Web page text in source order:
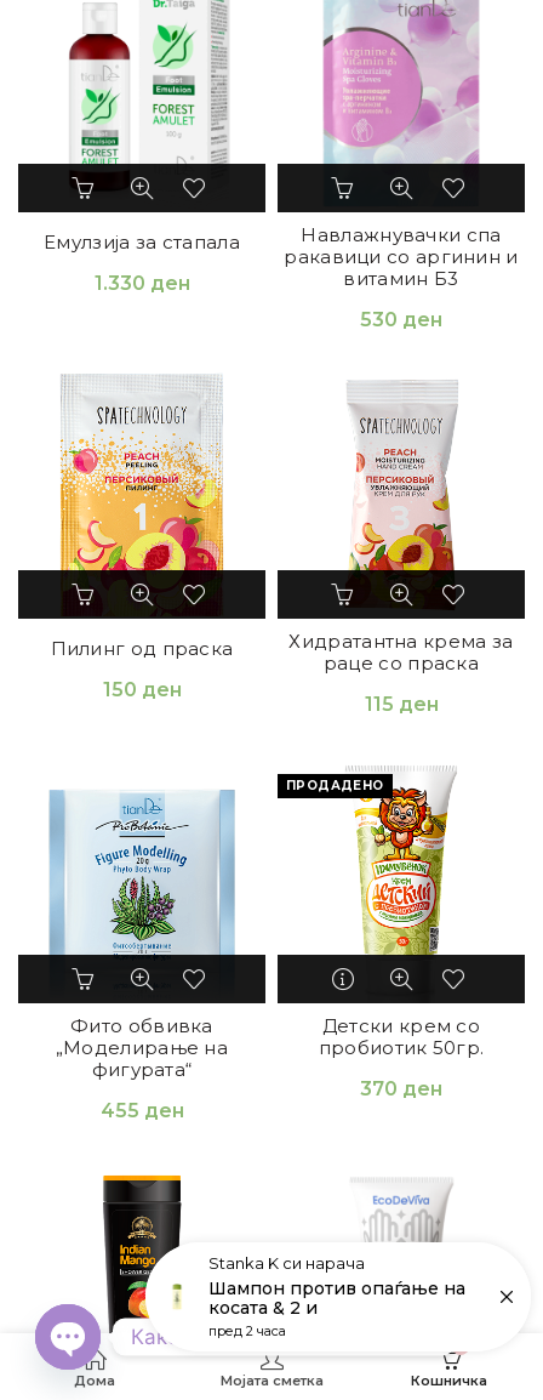
Емулзија за стапала
1.330 ден
Навлажнувачки спа
ракавици со аргинин и
витамин Б3
530 ден
Пилинг од праска
150 ден
Хидратантна крема за
раце со праска
115 ден
Фито обвивка
„Моделирање на
фигурата“
455 ден
ПРОДАДЕНО
Детски крем со
пробиотик 50гр.
370 ден
Дома Мојата сметка Кошничка
Stanka K си нарача
Шампон против опаѓање на
косата & 2 и
пред 2 часа
Како може да Ви помогнеме?
OPEN CHATY